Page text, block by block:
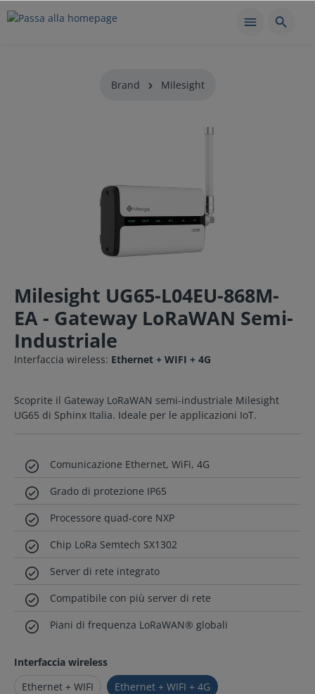
Brand Milesight
Milesight UG65-L04EU-868M-
EA - Gateway LoRaWAN Semi-
Industriale
Interfaccia wireless: Ethernet + WIFI + 4G
Scoprite il Gateway LoRaWAN semi-industriale Milesight
UG65 di Sphinx Italia. Ideale per le applicazioni IoT.
Comunicazione Ethernet, WiFi, 4G
Grado di protezione IP65
Processore quad-core NXP
Chip LoRa Semtech SX1302
Server di rete integrato
Compatibile con più server di rete
Piani di frequenza LoRaWAN® globali
Interfaccia wireless
Ethernet + WIFI
Ethernet + WIFI + 4G